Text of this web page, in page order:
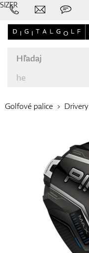
Golfové palice Drivery
SIZER